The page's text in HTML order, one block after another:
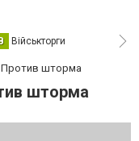
В Військторги
шторма
шторма